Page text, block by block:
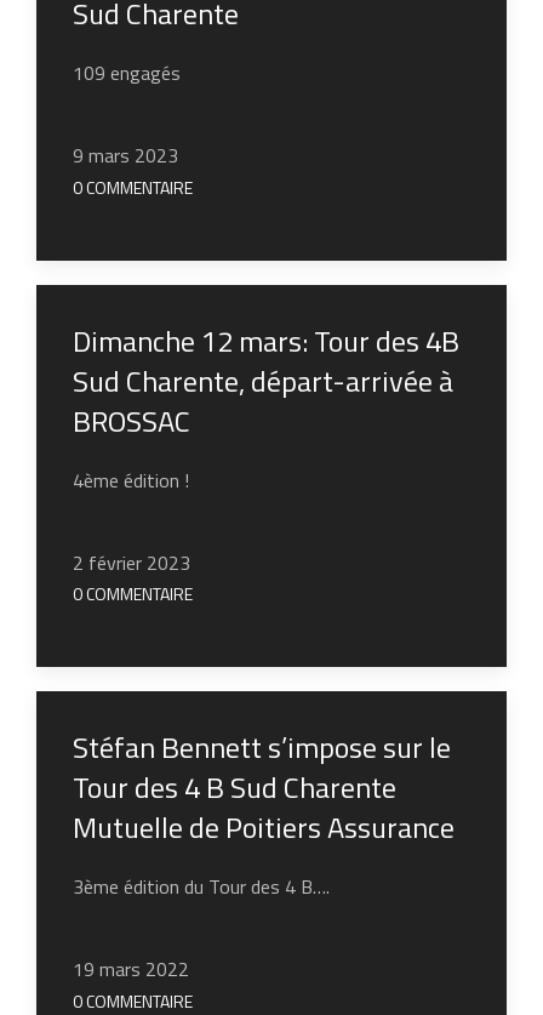
Sud Charente
109 engagés
9 mars 2023
0 COMMENTAIRE
Dimanche 12 mars: Tour des 4B
Sud Charente, départ-arrivée à
BROSSAC
4ème édition !
2 février 2023
0 COMMENTAIRE
Stéfan Bennett s’impose sur le
Tour des 4 B Sud Charente
Mutuelle de Poitiers Assurance
3ème édition du Tour des 4 B….
19 mars 2022
0 COMMENTAIRE